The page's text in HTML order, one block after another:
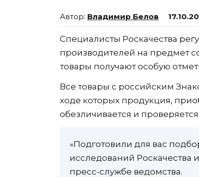
Владимир Белов
Специалисты Роскачества
производителей на предмет
товары получают особую
Все товары с российским
ходе которых продукция,
обезличивается и
«Подготовили для вас
исследований
пресс-службе ведомства.